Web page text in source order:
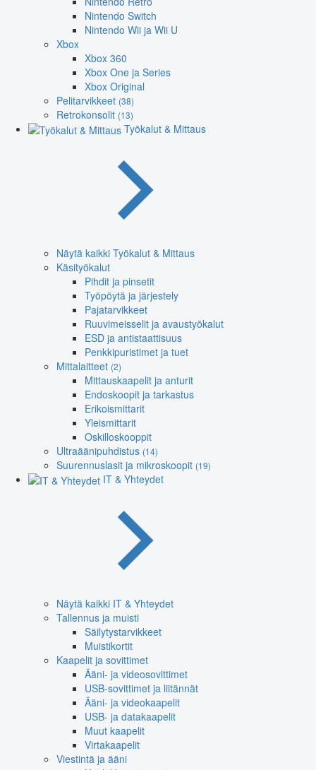
Nintendo Switch
Nintendo Wii ja Wii U
Xbox
Xbox 360
Xbox One ja Series
Xbox Original
Pelitarvikkeet (38)
Retrokonsolit (13)
Työkalut & Mittaus
Näytä kaikki Työkalut & Mittaus
Käsityökalut
Pihdit ja pinsetit
Työpöytä ja järjestely
Pajatarvikkeet
Ruuvimeisselit ja avaustyökalut
ESD ja antistaattisuus
Penkkipuristimet ja tuet
Mittalaitteet (2)
Mittauskaapelit ja anturit
Endoskoopit ja tarkastus
Erikoismittarit
Yleismittarit
Oskilloskooppit
Ultraäänipuhdistus (14)
Suurennuslasit ja mikroskoopit (19)
IT & Yhteydet
Näytä kaikki IT & Yhteydet
Tallennus ja muisti
Säilytystarvikkeet
Muistikortit
Kaapelit ja sovittimet
Ääni- ja videosovittimet
USB-sovittimet ja liitännät
Ääni- ja videokaapelit
USB- ja datakaapelit
Muut kaapelit
Virtakaapelit
Viestintä ja ääni